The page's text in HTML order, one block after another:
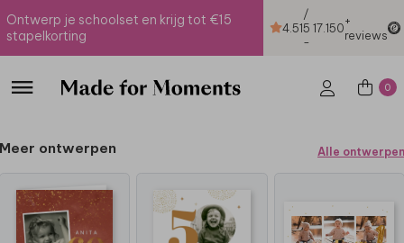
Ontwerp je schoolset en krijg tot €15
stapelkorting
4.51
/
5
-
17.150+
reviews
0
Meer ontwerpen Alle ontwerpen